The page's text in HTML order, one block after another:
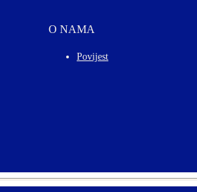
O NAMA
Povijest